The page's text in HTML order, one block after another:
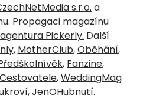
s.r.o. a
Propagaci magazínu
Pickerly. Další
, MotherClub,Oběhání,
, Fanzine,
,WeddingMag
,JenOHubnutí.